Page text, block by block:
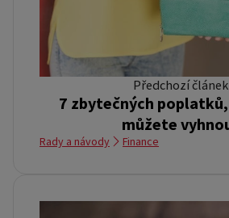
Předchozí článek
7 zbytečných
můžete
Rady a návody Finance